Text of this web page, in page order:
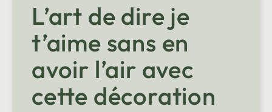
L’art de dire je
t’aime sans en
avoir l’air avec
cette décoration